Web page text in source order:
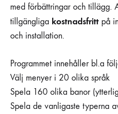
med förbättringar och tillägg.
tillgängliga kostnadsfritt på
och installation.
Programmet innehåller bl.a
Välj menyer i 20 olika språk
Spela 160 olika banor
Spela de vanligaste typerna